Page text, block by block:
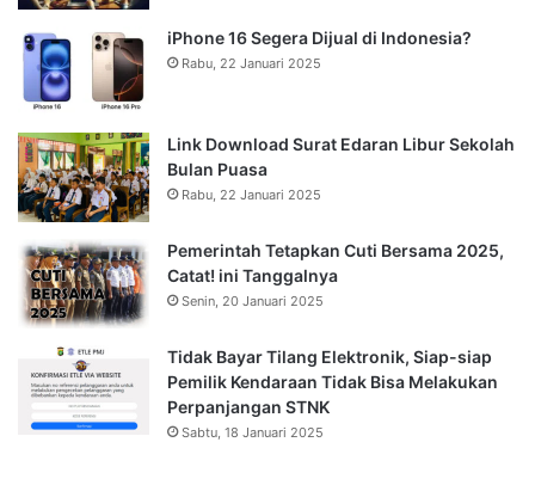
iPhone 16 Segera Dijual di Indonesia?
Rabu, 22 Januari 2025
Link Download Surat Edaran Libur Sekolah
Bulan Puasa
Rabu, 22 Januari 2025
Pemerintah Tetapkan Cuti Bersama 2025,
Catat! ini Tanggalnya
Senin, 20 Januari 2025
Tidak Bayar Tilang Elektronik, Siap-siap
Pemilik Kendaraan Tidak Bisa Melakukan
Perpanjangan STNK
Sabtu, 18 Januari 2025